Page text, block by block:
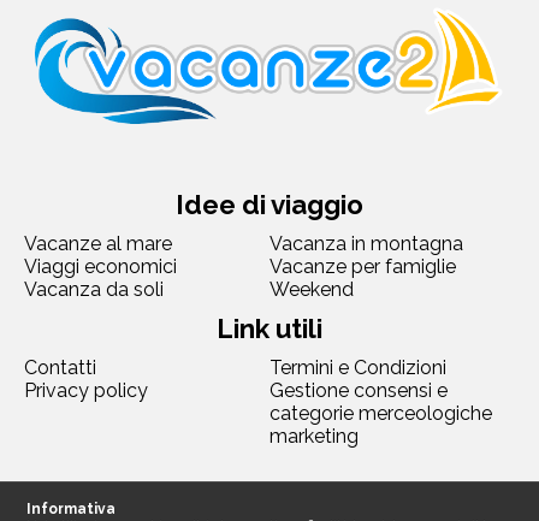
Idee di viaggio
Vacanze al mare
Vacanza in montagna
Viaggi economici
Vacanze per famiglie
Vacanza da soli
Weekend
Link utili
Contatti
Termini e Condizioni
Privacy policy
Gestione consensi e
categorie merceologiche
marketing
Informativa